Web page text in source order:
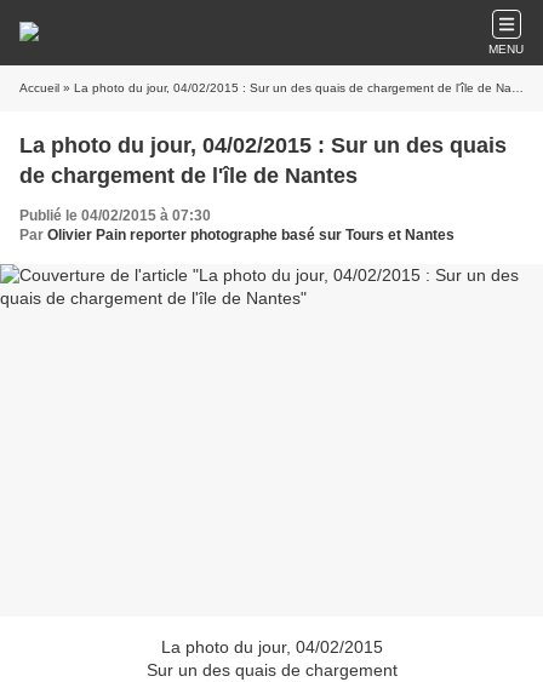
MENU
Accueil » La photo du jour, 04/02/2015 : Sur un des quais de chargement de l'île de Nantes
La photo du jour, 04/02/2015 : Sur un des quais
de chargement de l'île de Nantes
Publié le 04/02/2015 à 07:30
Par Olivier Pain reporter photographe basé sur Tours et Nantes
La photo du jour, 04/02/2015
Sur un des quais de chargement